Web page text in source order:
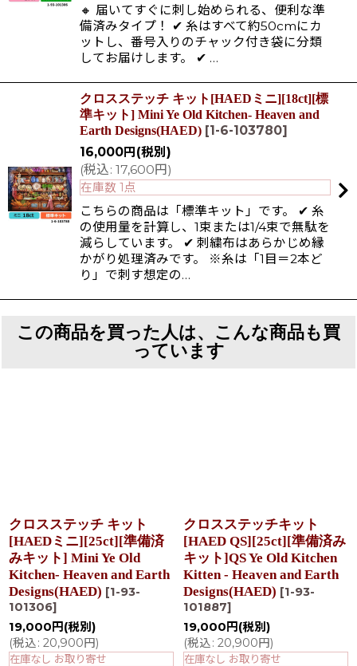
🔸 届いてすぐに刺し始められる、便利な準
備済みタイプ！ ✔ 糸はすべて約50cmにカ
ットし、番号入りのチャック付き袋に分類
してお届けします。 ✔ …
クロスステッチ キット[HAEDミニ][18ct][標
準キット] Mini Ye Old Kitchen- Heaven and
Earth Designs(HAED) [1-6-103780]
16,000円(税別)
(税込: 17,600円)
在庫数 1点
こちらの商品は「標準キット」です。 ✔ 糸
の使用量を計算し、1束または1/4束で無駄を
減らしています。 ✔ 刺繍布はあらかじめ縁
かがり処理済みです。 ※糸は「1目＝2本ど
り」で刺す想定の…
この商品を買った人は、こんな商品も買
っています
クロスステッチ キット
[HAEDミニ][25ct][準備済
みキット] Mini Ye Old
Kitchen- Heaven and Earth
Designs(HAED) [1-93-
101306]
19,000 円 (税別)
(税込: 20,900円)
在庫なし お取り寄せ
クロスステッチキット
[HAED QS][25ct][準備済み
キット]QS Ye Old Kitchen
Kitten - Heaven and Earth
Designs(HAED) [1-93-
101887]
19,000 円 (税別)
(税込: 20,900円)
在庫なし お取り寄せ